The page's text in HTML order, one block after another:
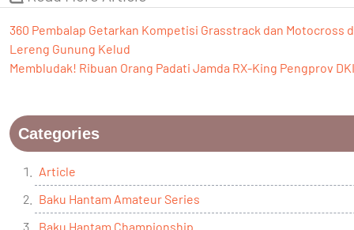
360 Pembalap Getarkan Kompetisi Grasstrack dan Motocross
Lereng Gunung Kelud
Membludak! Ribuan Orang Padati Jamda RX-King Pengprov
Categories
Article
Baku Hantam Amateur Series
Baku Hantam Championship